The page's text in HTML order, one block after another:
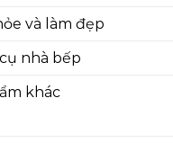
và làm đẹp
nhà bếp
khác